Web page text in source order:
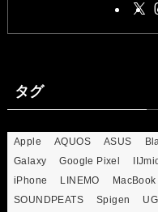
タグ
Apple AQUOS ASUS
Galaxy
Google Pixel
iPhone
LINEMO MacBook
SOUNDPEATS
Spigen